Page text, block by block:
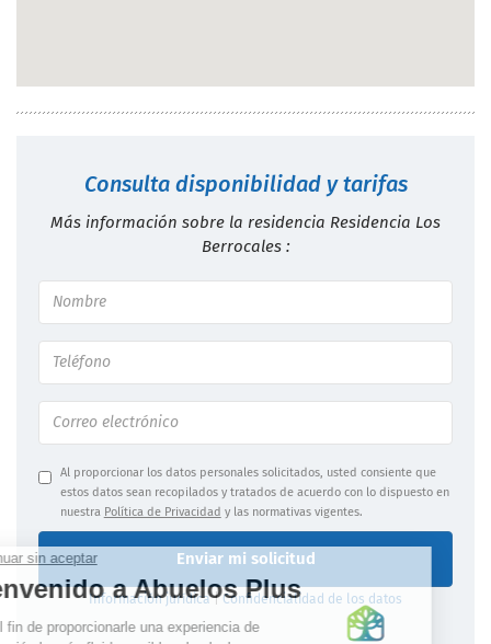
Consulta disponibilidad y tarifas
Más información sobre la residencia Residencia Los
Berrocales :
Al proporcionar los datos personales solicitados, usted consiente que
estos datos sean recopilados y tratados de acuerdo con lo dispuesto en
nuestra Política de Privacidad y las normativas vigentes.
Enviar mi solicitud
Información jurídica|Confidencialidad de los datos